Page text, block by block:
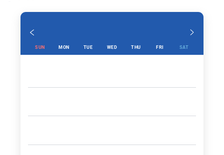
SUN MON TUE WED THU FRI SAT